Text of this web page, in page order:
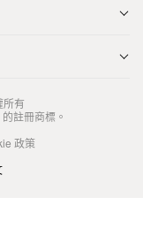
所有
註冊商標。
政策